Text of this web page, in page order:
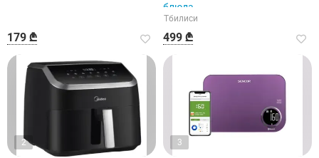
179 ₾
блюда.
Тбилиси
499 ₾
2 3